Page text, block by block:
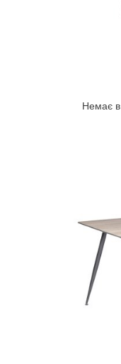
Немає в